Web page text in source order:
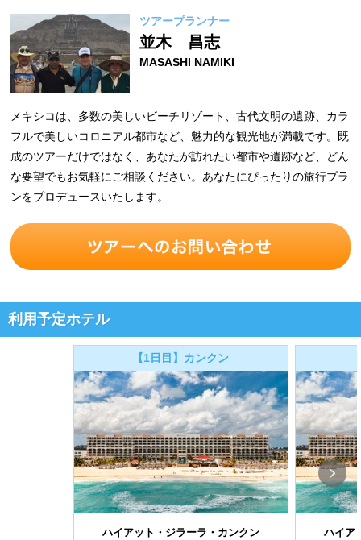
ツアープランナー
並木 昌志
MASASHI NAMIKI
メキシコは、多数の美しいビーチリゾート、古代文明の遺跡、カラ
フルで美しいコロニアル都市など、魅力的な観光地が満載です。既
成のツアーだけではなく、あなたが訪れたい都市や遺跡など、どん
な要望でもお気軽にご相談ください。あなたにぴったりの旅行プラ
ンをプロデュースいたします。
利用予定ホテル
【1日目】カンクン
ハイアット・ジラーラ・カンクン ハイア